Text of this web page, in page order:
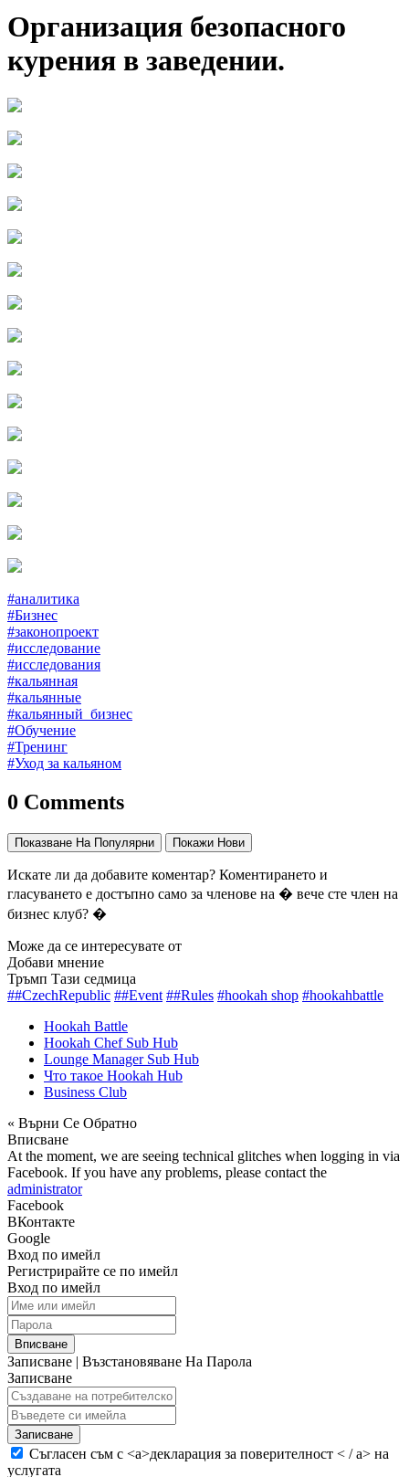
Организация безопасного
курения в заведении.
#аналитика
#Бизнес
#законопроект
#исследование
#исследования
#кальянная
#кальянные
#кальянный_бизнес
#Обучение
#Тренинг
#Уход за кальяном
0 Comments
Показване На Популярни Покажи Нови
Искате ли да добавите коментар? Коментирането и
гласуването е достъпно само за членове на � вече сте член на
бизнес клуб? �
Може да се интересувате от
Добави мнение
Тръмп Тази седмица
##CzechRepublic ##Event ##Rules #hookah shop #hookahbattle
Hookah Battle
Hookah Chef Sub Hub
Lounge Manager Sub Hub
Что такое Hookah Hub
Business Club
« Върни Се Обратно
Вписване
At the moment, we are seeing technical glitches when logging in via
Facebook. If you have any problems, please contact the
administrator
Facebook
ВКонтакте
Google
Вход по имейл
Регистрирайте се по имейл
Вход по имейл
Вписване
Записване | Възстановяване На Парола
Записване
Записване
Съгласен съм с <а>декларация за поверителност < / а> на
услугата